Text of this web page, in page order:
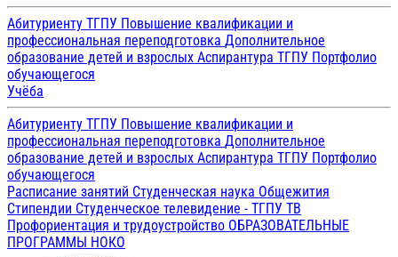
Абитуриенту ТГПУ Повышение квалификации и
профессиональная переподготовка Дополнительное
образование детей и взрослых Аспирантура ТГПУ Портфолио
обучающегося
Учёба
Абитуриенту ТГПУ Повышение квалификации и
профессиональная переподготовка Дополнительное
образование детей и взрослых Аспирантура ТГПУ Портфолио
обучающегося
Расписание занятий Студенческая наука Общежития
Стипендии Студенческое телевидение - ТГПУ ТВ
Профориентация и трудоустройство ОБРАЗОВАТЕЛЬНЫЕ
ПРОГРАММЫ НОКО